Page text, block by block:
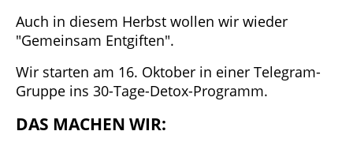
Auch in diesem Herbst wollen wir wieder
"Gemeinsam Entgiften".
Wir starten am 16. Oktober in einer Telegram-
Gruppe ins 30-Tage-Detox-Programm.
DAS MACHEN WIR: